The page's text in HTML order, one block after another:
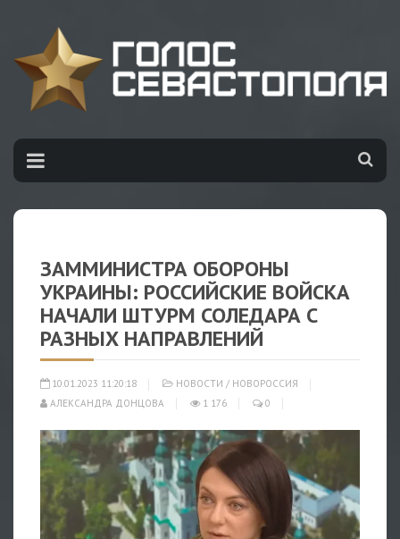
ЗАММИНИСТРА ОБОРОНЫ
УКРАИНЫ: РОССИЙСКИЕ ВОЙСКА
НАЧАЛИ ШТУРМ СОЛЕДАРА С
РАЗНЫХ НАПРАВЛЕНИЙ
10.01.2023 11:20:18 НОВОСТИ / НОВОРОССИЯ
АЛЕКСАНДРА ДОНЦОВА
1 176 0